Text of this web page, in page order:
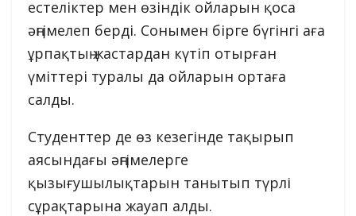
естеліктер мен өзіндік ойларын қоса
әңгімелеп берді. Сонымен бірге бүгінгі аға
ұрпақтың жастардан күтіп отырған
үміттері туралы да ойларын ортаға
салды.
Студенттер де өз кезегінде тақырып
аясындағы әңгімелерге
қызығушылықтарын танытып түрлі
сұрақтарына жауап алды.